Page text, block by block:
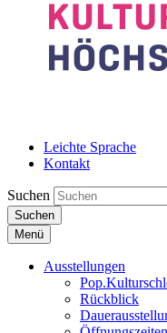
Leichte Sprache
Kontakt
Suchen
Suchen
Menü
Ausstellungen
Rückblick